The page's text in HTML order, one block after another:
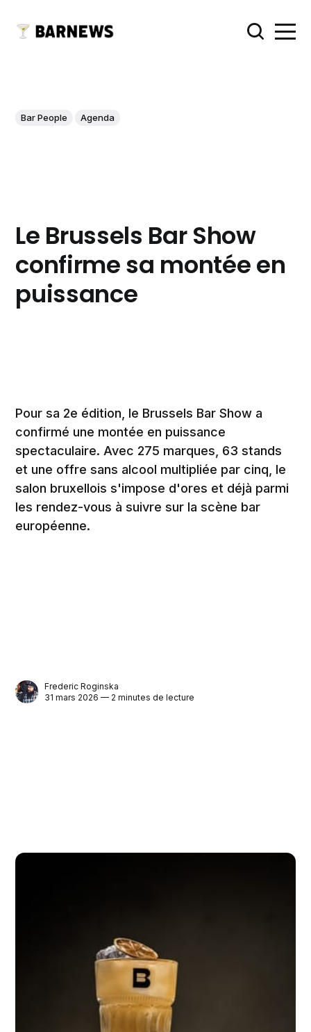
Bar People Agenda
Le Brussels Bar Show
confirme sa montée en
puissance
Pour sa 2e édition, le Brussels Bar Show a
confirmé une montée en puissance
spectaculaire. Avec 275 marques, 63 stands
et une offre sans alcool multipliée par cinq, le
salon bruxellois s'impose d'ores et déjà parmi
les rendez-vous à suivre sur la scène bar
européenne.
Frederic Roginska
31 mars 2026 — 2 minutes de lecture